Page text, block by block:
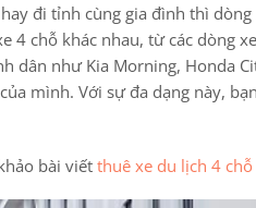
đi tỉnh cùng gia đình thì dòng
4 chỗ khác nhau, từ các dòng
dân như Kia Morning, Honda
mình. Với sự đa dạng này,
bài viết thuê xe du lịch 4 chỗ